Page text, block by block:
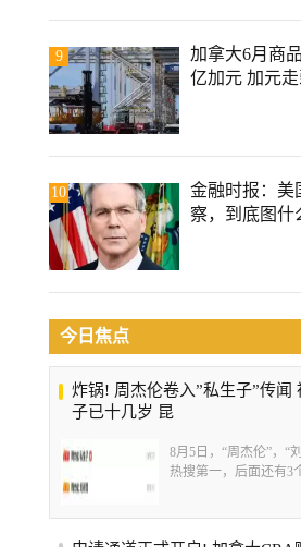
9
加拿大6月商
亿加元 加元
10
金融时报：美
察，到底图什
今日焦点
炸锅! 周杰伦卷入”私生子”传闻
子已十几岁 昆
8月5日，“周杰伦”，“
热搜第一，后面还有3